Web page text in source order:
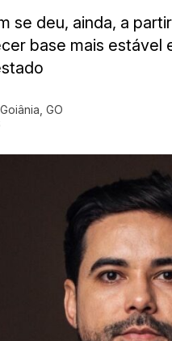
se deu, ainda, a
base mais estável
GO